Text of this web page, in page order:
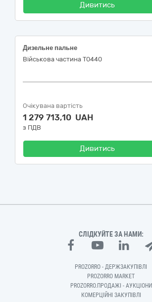
Дивитись
Дизельне пальне
Військова частина Т0440
Очікувана вартість
1 279 713,10 UAH
з ПДВ
Дивитись
СЛІДКУЙТЕ ЗА НАМИ:
PROZORRO - ДЕРЖЗАКУПІВЛІ
PROZORRO MARKET
PROZORRO.ПРОДАЖІ - АУКЦІОНИ
КОМЕРЦІЙНІ ЗАКУПІВЛІ